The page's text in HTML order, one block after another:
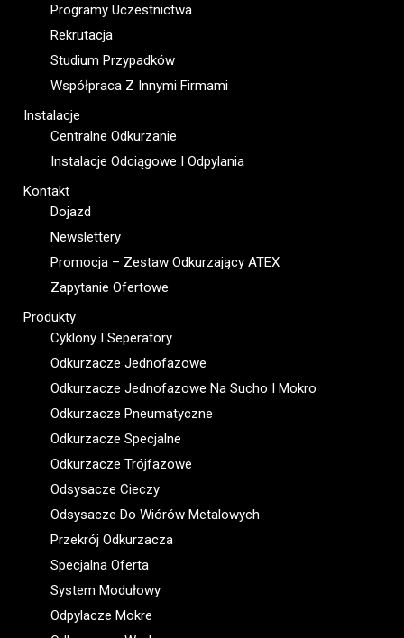
Programy Uczestnictwa
Rekrutacja
Studium Przypadków
Współpraca Z Innymi Firmami
Instalacje
Centralne Odkurzanie
Instalacje Odciągowe I Odpylania
Kontakt
Dojazd
Newslettery
Promocja – Zestaw Odkurzający ATEX
Zapytanie Ofertowe
Produkty
Cyklony I Seperatory
Odkurzacze Jednofazowe
Odkurzacze Jednofazowe Na Sucho I Mokro
Odkurzacze Pneumatyczne
Odkurzacze Specjalne
Odkurzacze Trójfazowe
Odsysacze Cieczy
Odsysacze Do Wiórów Metalowych
Przekrój Odkurzacza
Specjalna Oferta
System Modułowy
Odpylacze Mokre